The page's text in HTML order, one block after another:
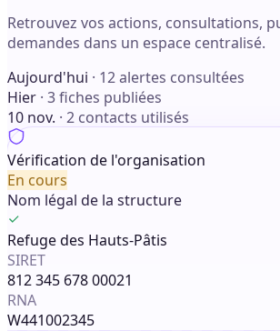
Retrouvez vos actions, consultations,
demandes dans un espace centralisé.
Aujourd'hui · 12 alertes consultées
Hier · 3 fiches publiées
10 nov. · 2 contacts utilisés
Vérification de l'organisation
En cours
Nom légal de la structure
Refuge des Hauts-Pâtis
SIRET
812 345 678 00021
RNA
W441002345